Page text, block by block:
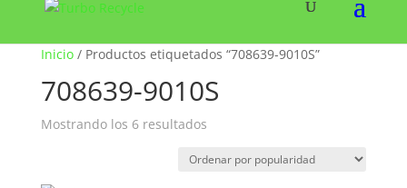
Inicio/ Productos etiquetados “708639-9010S”
708639-9010S
Mostrando los 6 resultadosOrdenado
popularidad